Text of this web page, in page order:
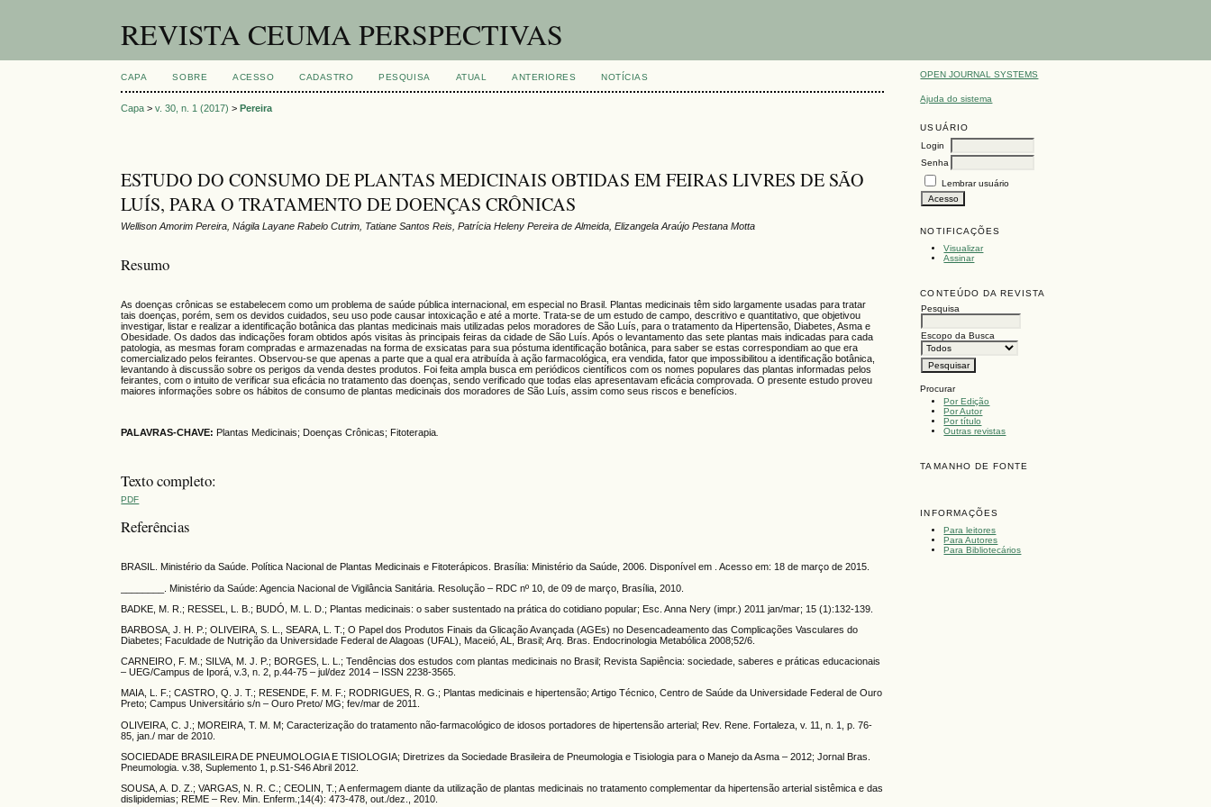
REVISTA CEUMA PERSPECTIVAS
OPEN JOURNAL SYSTEMS
Ajuda do sistema
USUÁRIO
Login
Senha
Lembrar usuário
NOTIFICAÇÕES
Visualizar
Assinar
CONTEÚDO DA REVISTA
Pesquisa
Escopo da Busca
Procurar
Por Edição
Por Autor
Por título
Outras revistas
TAMANHO DE FONTE
INFORMAÇÕES
Para leitores
Para Autores
Para Bibliotecários
CAPA SOBRE ACESSO CADASTRO PESQUISA ATUAL ANTERIORES NOTÍCIAS
Capa >v. 30, n. 1 (2017) >Pereira
ESTUDO DO CONSUMO DE PLANTAS MEDICINAIS OBTIDAS EM FEIRAS LIVRES DE SÃO
LUÍS, PARA O TRATAMENTO DE DOENÇAS CRÔNICAS
Wellison Amorim Pereira, Nágila Layane Rabelo Cutrim, Tatiane Santos Reis, Patrícia Heleny Pereira de Almeida, Elizangela Araújo Pestana Motta
Resumo
As doenças crônicas se estabelecem como um problema de saúde pública internacional, em especial no Brasil. Plantas medicinais têm sido largamente usadas para tratar
tais doenças, porém, sem os devidos cuidados, seu uso pode causar intoxicação e até a morte. Trata-se de um estudo de campo, descritivo e quantitativo, que objetivou
investigar, listar e realizar a identificação botânica das plantas medicinais mais utilizadas pelos moradores de São Luís, para o tratamento da Hipertensão, Diabetes, Asma e
Obesidade. Os dados das indicações foram obtidos após visitas às principais feiras da cidade de São Luís. Após o levantamento das sete plantas mais indicadas para cada
patologia, as mesmas foram compradas e armazenadas na forma de exsicatas para sua póstuma identificação botânica, para saber se estas correspondiam ao que era
comercializado pelos feirantes. Observou-se que apenas a parte que a qual era atribuída à ação farmacológica, era vendida, fator que impossibilitou a identificação botânica,
levantando à discussão sobre os perigos da venda destes produtos. Foi feita ampla busca em periódicos científicos com os nomes populares das plantas informadas pelos
feirantes, com o intuito de verificar sua eficácia no tratamento das doenças, sendo verificado que todas elas apresentavam eficácia comprovada. O presente estudo proveu
maiores informações sobre os hábitos de consumo de plantas medicinais dos moradores de São Luís, assim como seus riscos e benefícios.
PALAVRAS-CHAVE: Plantas Medicinais; Doenças Crônicas; Fitoterapia.
Texto completo:
PDF
Referências
BRASIL. Ministério da Saúde. Política Nacional de Plantas Medicinais e Fitoterápicos. Brasília: Ministério da Saúde, 2006. Disponível em . Acesso em: 18 de março de 2015.
________. Ministério da Saúde: Agencia Nacional de Vigilância Sanitária. Resolução – RDC nº 10, de 09 de março, Brasília, 2010.
BADKE, M. R.; RESSEL, L. B.; BUDÓ, M. L. D.; Plantas medicinais: o saber sustentado na prática do cotidiano popular; Esc. Anna Nery (impr.) 2011 jan/mar; 15 (1):132-139.
BARBOSA, J. H. P.; OLIVEIRA, S. L., SEARA, L. T.; O Papel dos Produtos Finais da Glicação Avançada (AGEs) no Desencadeamento das Complicações Vasculares do
Diabetes; Faculdade de Nutrição da Universidade Federal de Alagoas (UFAL), Maceió, AL, Brasil; Arq. Bras. Endocrinologia Metabólica 2008;52/6.
CARNEIRO, F. M.; SILVA, M. J. P.; BORGES, L. L.; Tendências dos estudos com plantas medicinais no Brasil; Revista Sapiência: sociedade, saberes e práticas educacionais
– UEG/Campus de Iporá, v.3, n. 2, p.44-75 – jul/dez 2014 – ISSN 2238-3565.
MAIA, L. F.; CASTRO, Q. J. T.; RESENDE, F. M. F.; RODRIGUES, R. G.; Plantas medicinais e hipertensão; Artigo Técnico, Centro de Saúde da Universidade Federal de Ouro
Preto; Campus Universitário s/n – Ouro Preto/ MG; fev/mar de 2011.
OLIVEIRA, C. J.; MOREIRA, T. M. M; Caracterização do tratamento não-farmacológico de idosos portadores de hipertensão arterial; Rev. Rene. Fortaleza, v. 11, n. 1, p. 76-
85, jan./ mar de 2010.
SOCIEDADE BRASILEIRA DE PNEUMOLOGIA E TISIOLOGIA; Diretrizes da Sociedade Brasileira de Pneumologia e Tisiologia para o Manejo da Asma – 2012; Jornal Bras.
Pneumologia. v.38, Suplemento 1, p.S1-S46 Abril 2012.
SOUSA, A. D. Z.; VARGAS, N. R. C.; CEOLIN, T.; A enfermagem diante da utilização de plantas medicinais no tratamento complementar da hipertensão arterial sistêmica e das
dislipidemias; REME – Rev. Min. Enferm.;14(4): 473-478, out./dez., 2010.